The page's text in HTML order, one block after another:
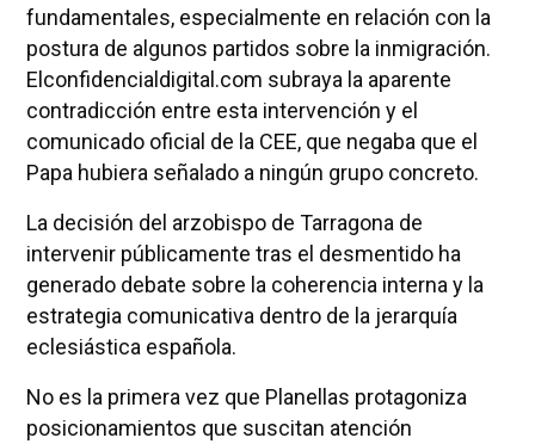
fundamentales, especialmente en relación con la
postura de algunos partidos sobre la inmigración.
Elconfidencialdigital.com subraya la aparente
contradicción entre esta intervención y el
comunicado oficial de la CEE, que negaba que el
Papa hubiera señalado a ningún grupo concreto.
La decisión del arzobispo de Tarragona de
intervenir públicamente tras el desmentido ha
generado debate sobre la coherencia interna y la
estrategia comunicativa dentro de la jerarquía
eclesiástica española.
No es la primera vez que Planellas protagoniza
posicionamientos que suscitan atención